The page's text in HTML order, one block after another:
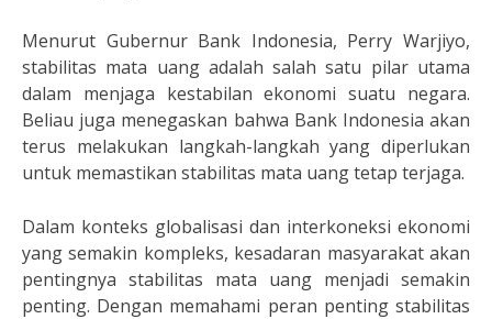
Menurut Gubernur Bank Indonesia, Perry Warjiyo,
stabilitas mata uang adalah salah satu pilar utama
dalam menjaga kestabilan ekonomi suatu negara.
Beliau juga menegaskan bahwa Bank Indonesia akan
terus melakukan langkah-langkah yang diperlukan
untuk memastikan stabilitas mata uang tetap terjaga.
Dalam konteks globalisasi dan interkoneksi ekonomi
yang semakin kompleks, kesadaran masyarakat akan
pentingnya stabilitas mata uang menjadi semakin
penting. Dengan memahami peran penting stabilitas